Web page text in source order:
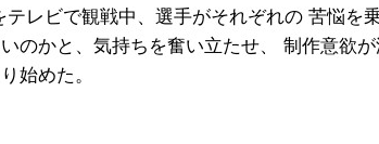
レビで観戦中、選手がそれぞれの 苦悩を
のかと、気持ちを奮い立たせ、 制作意欲
始めた。